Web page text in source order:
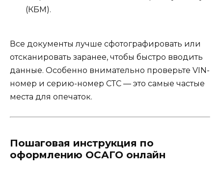
(КБМ).
Все документы лучше сфотографировать или
отсканировать заранее, чтобы быстро вводить
данные. Особенно внимательно проверьте VIN-
номер и серию-номер СТС — это самые частые
места для опечаток.
Пошаговая инструкция по
оформлению ОСАГО онлайн